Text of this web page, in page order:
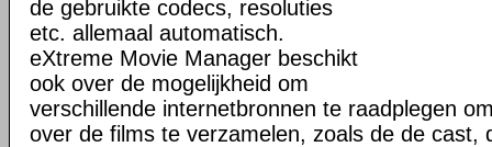
de gebruikte codecs, resoluties
etc. allemaal automatisch.
eXtreme Movie Manager beschikt
ook over de mogelijkheid om
verschillende internetbronnen te raadplegen
over de films te verzamelen, zoals de de cast,